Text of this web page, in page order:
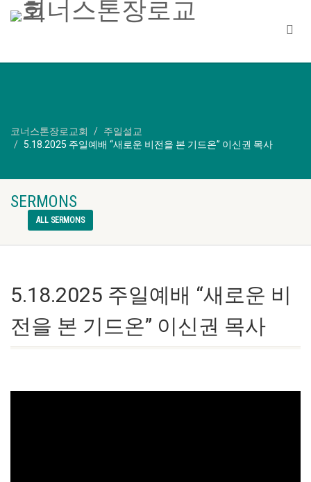
코너스톤장로교회
주일설교
5.18.2025 주일예배 “새로운 비전을 본 기드온” 이신권 목사
SERMONS
ALL SERMONS
5.18.2025 주일예배 “새로운 비
전을 본 기드온” 이신권 목사